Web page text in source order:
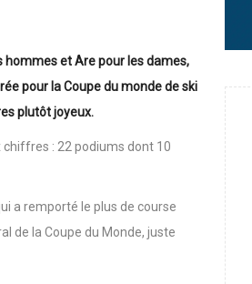
hommes et Are pour les dames,
pour la Coupe du monde de ski
plutôt joyeux.
chiffres : 22 podiums dont 10
a remporté le plus de course
de la Coupe du Monde, juste